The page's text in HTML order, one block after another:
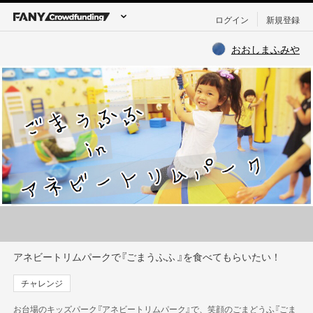
ログイン 新規登録
おおしまふみや
アネビートリムパークで『ごまうふふ 』を食べてもらいたい！
チャレンジ
お台場のキッズパーク『アネビートリムパーク』で、笑顔のごまどうふ『ごま